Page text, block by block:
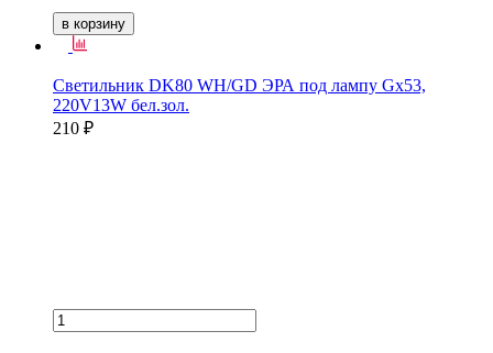
в корзину
Светильник DK80 WH/GD ЭРА под лампу Gх53,
220V13W бел.зол.
210 ₽